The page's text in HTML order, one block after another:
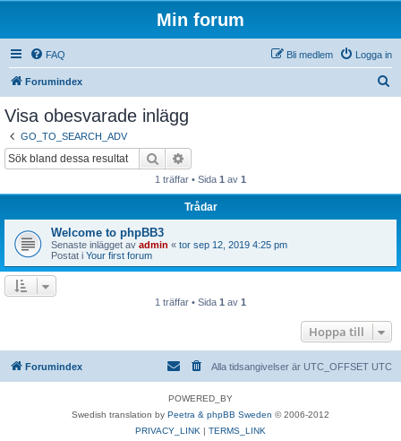
Min forum
FAQ Logga in
Bli medlem
Forumindex
Visa obesvarade inlägg
GO_TO_SEARCH_ADV
Sök
1 träffar • Sida 1 av 1
Trådar
Welcome to phpBB3
Senaste inlägget av admin « tor sep 12, 2019 4:25 pm
Postat i Your first forum
1 träffar • Sida 1 av 1
Hoppa till
Forumindex Alla tidsangivelser är UTC_OFFSET UTC
POWERED_BY
Swedish translation by Peetra & phpBB Sweden © 2006-2012
PRIVACY_LINK | TERMS_LINK